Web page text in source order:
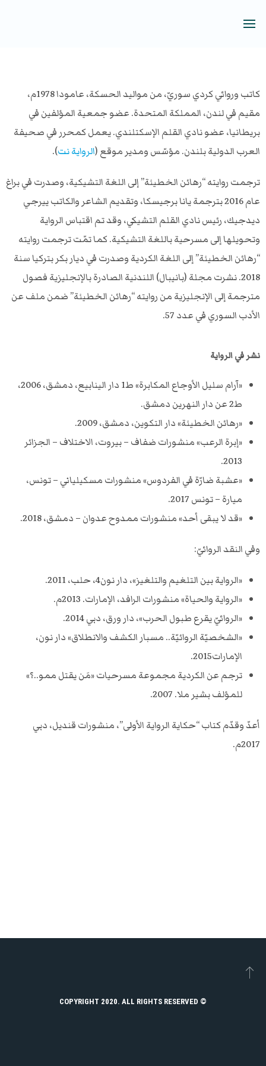
كاتب وروائي كردي سوريّ، من مواليد الحسكة، عامودا 1978م،
مقيم في لندن، المملكة المتحدة. عضو جمعية المؤلفين في
بريطانيا، عضو نادي القلم الإسكتلندي. يعمل كمحرر في صحيفة
العرب الدولية بلندن. مؤسّس ومدير موقع (الرواية نت).
ترجمت روايته “رهائن الخطيئة” إلى اللغة التشيكية، وصدرت في براغ
عام 2016 بترجمة يانا برجيسكا، وتقديم الشاعر والكاتب ييرجي
ديدجيك، رئيس نادي القلم التشيكي، وقد تم اقتباس الرواية
وتحويلها إلى مسرحية باللغة التشيكية. كما تمّت ترجمت روايته
“رهائن الخطيئة” إلى اللغة الكردية وصدرت في ديار بكر بتركيا سنة
2018. نشرت مجلة (بانيبال) اللندنية الصادرة بالإنجليزية فصول
مترجمة إلى الإنجليزية من روايته “رهائن الخطيئة” ضمن ملف عن
الأدب السوري في عدد 57.
نشر في الرواية
«آرام سليل الأوجاع المكابرة» ط1 دار الينابيع، دمشق، 2006،
ط2 عن دار النهرين دمشق.
«رهائن الخطيئة» دار التكوين، دمشق، 2009.
«إبرة الرعب» منشورات ضفاف – بيروت، الاختلاف – الجزائر
2013.
«عشبة ضارّة في الفردوس» منشورات مسكيلياني – تونس،
ميارة – تونس 2017.
«قد لا يبقى أحد» منشورات ممدوح عدوان – دمشق، 2018.
وفي النقد الروائيّ:
«الرواية بين التلغيم والتلغيز»، دار نون4، حلب، 2011.
«الرواية والحياة» منشورات الرافد، الإمارات. 2013م.
«الروائيّ يقرع طبول الحرب»، دار ورق، دبي 2014.
«الشخصيّة الروائيّة.. مسبار الكشف والانطلاق» دار نون،
الإمارات2015.
ترجم عن الكردية مجموعة مسرحيات «مَن يقتل ممو..؟»
للمؤلف بشير ملا. 2007.
أعدّ وقدّم كتاب “حكاية الرواية الأولى”، منشورات قنديل، دبي
2017م.
© COPYRIGHT 2020. ALL RIGHTS RESERVED